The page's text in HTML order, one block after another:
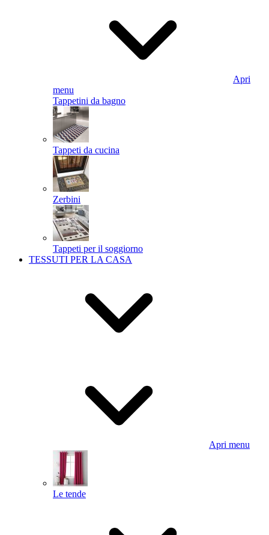
Apri
menu
Tappetini da bagno
Tappeti da cucina
Zerbini
Tappeti per il soggiorno
TESSUTI PER LA CASA
Apri menu
Le tende